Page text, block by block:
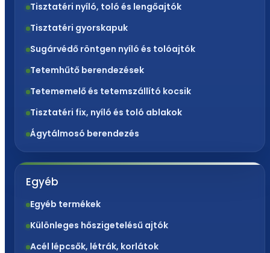
Tisztatéri nyíló, toló és lengőajtók
Tisztatéri gyorskapuk
Sugárvédő röntgen nyíló és tolóajtók
Tetemhűtő berendezések
Tetememelő és tetemszállító kocsik
Tisztatéri fix, nyíló és toló ablakok
Ágytálmosó berendezés
Egyéb
Egyéb termékek
Különleges hőszigetelésű ajtók
Acél lépcsők, létrák, korlátok